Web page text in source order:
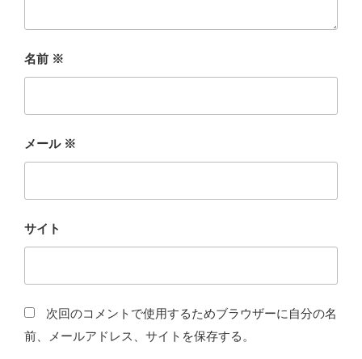
名前 ※
メール ※
サイト
次回のコメントで使用するためブラウザーに自分の名
前、メールアドレス、サイトを保存する。